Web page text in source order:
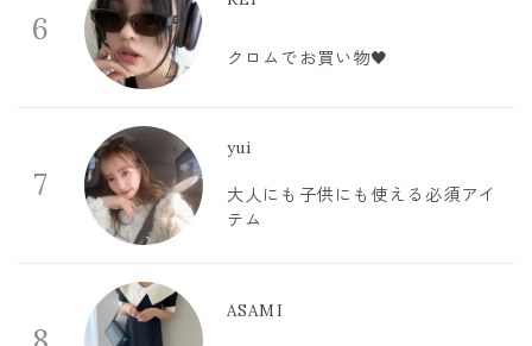
6
クロムでお買い物🖤
7
yui
大人にも子供にも使える必須アイ
テム
ASAMI